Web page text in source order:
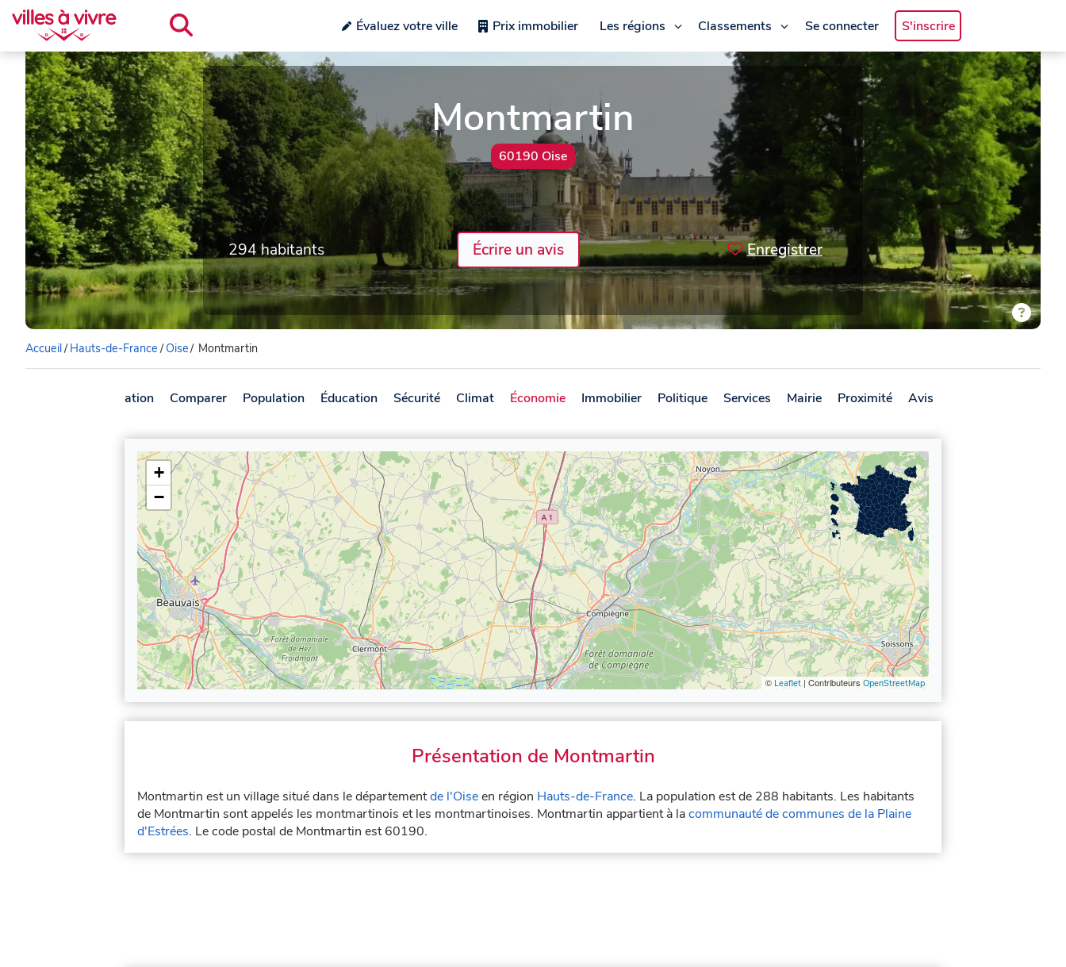
Évaluez votre ville Prix immobilier Les régions Classements Se connecter S'inscrire
Montmartin
60190 Oise
294 habitants Écrire un avis Enregistrer
Accueil/ Hauts-de-France/Oise/ Montmartin
Présentation Comparer Population Éducation Sécurité Climat Économie Immobilier Politique Services Mairie Proximité Avis
+
−
© Leaflet | Contributeurs OpenStreetMap
Présentation de Montmartin
Montmartin est un village situé dans le départementde l'Oiseen région Hauts-de-France. La population est de 288 habitants. Les habitants
de Montmartin sont appelés les montmartinois et les montmartinoises. Montmartin appartient à lacommunauté de communes de la Plaine
d'Estrées. Le code postal de Montmartin est 60190.